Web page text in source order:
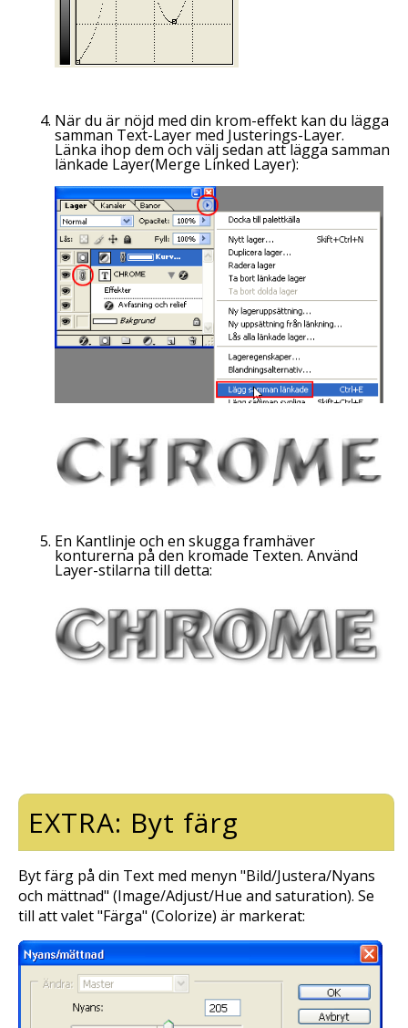
När du är nöjd med din krom-effekt kan du lägga
samman Text-Layermed Justerings-Layer.
Länka ihop dem och välj sedan att lägga samman
länkade Layer(Merge Linked Layer):
En Kantlinje och en skugga framhäver
konturerna på den kromade Texten. Använd
Layer-stilarna till detta:
EXTRA: Byt färg
Byt färg på din Text med menyn "Bild/Justera/Nyans
och mättnad" (Image/Adjust/Hue and saturation). Se
till att valet "Färga" (Colorize) är markerat: